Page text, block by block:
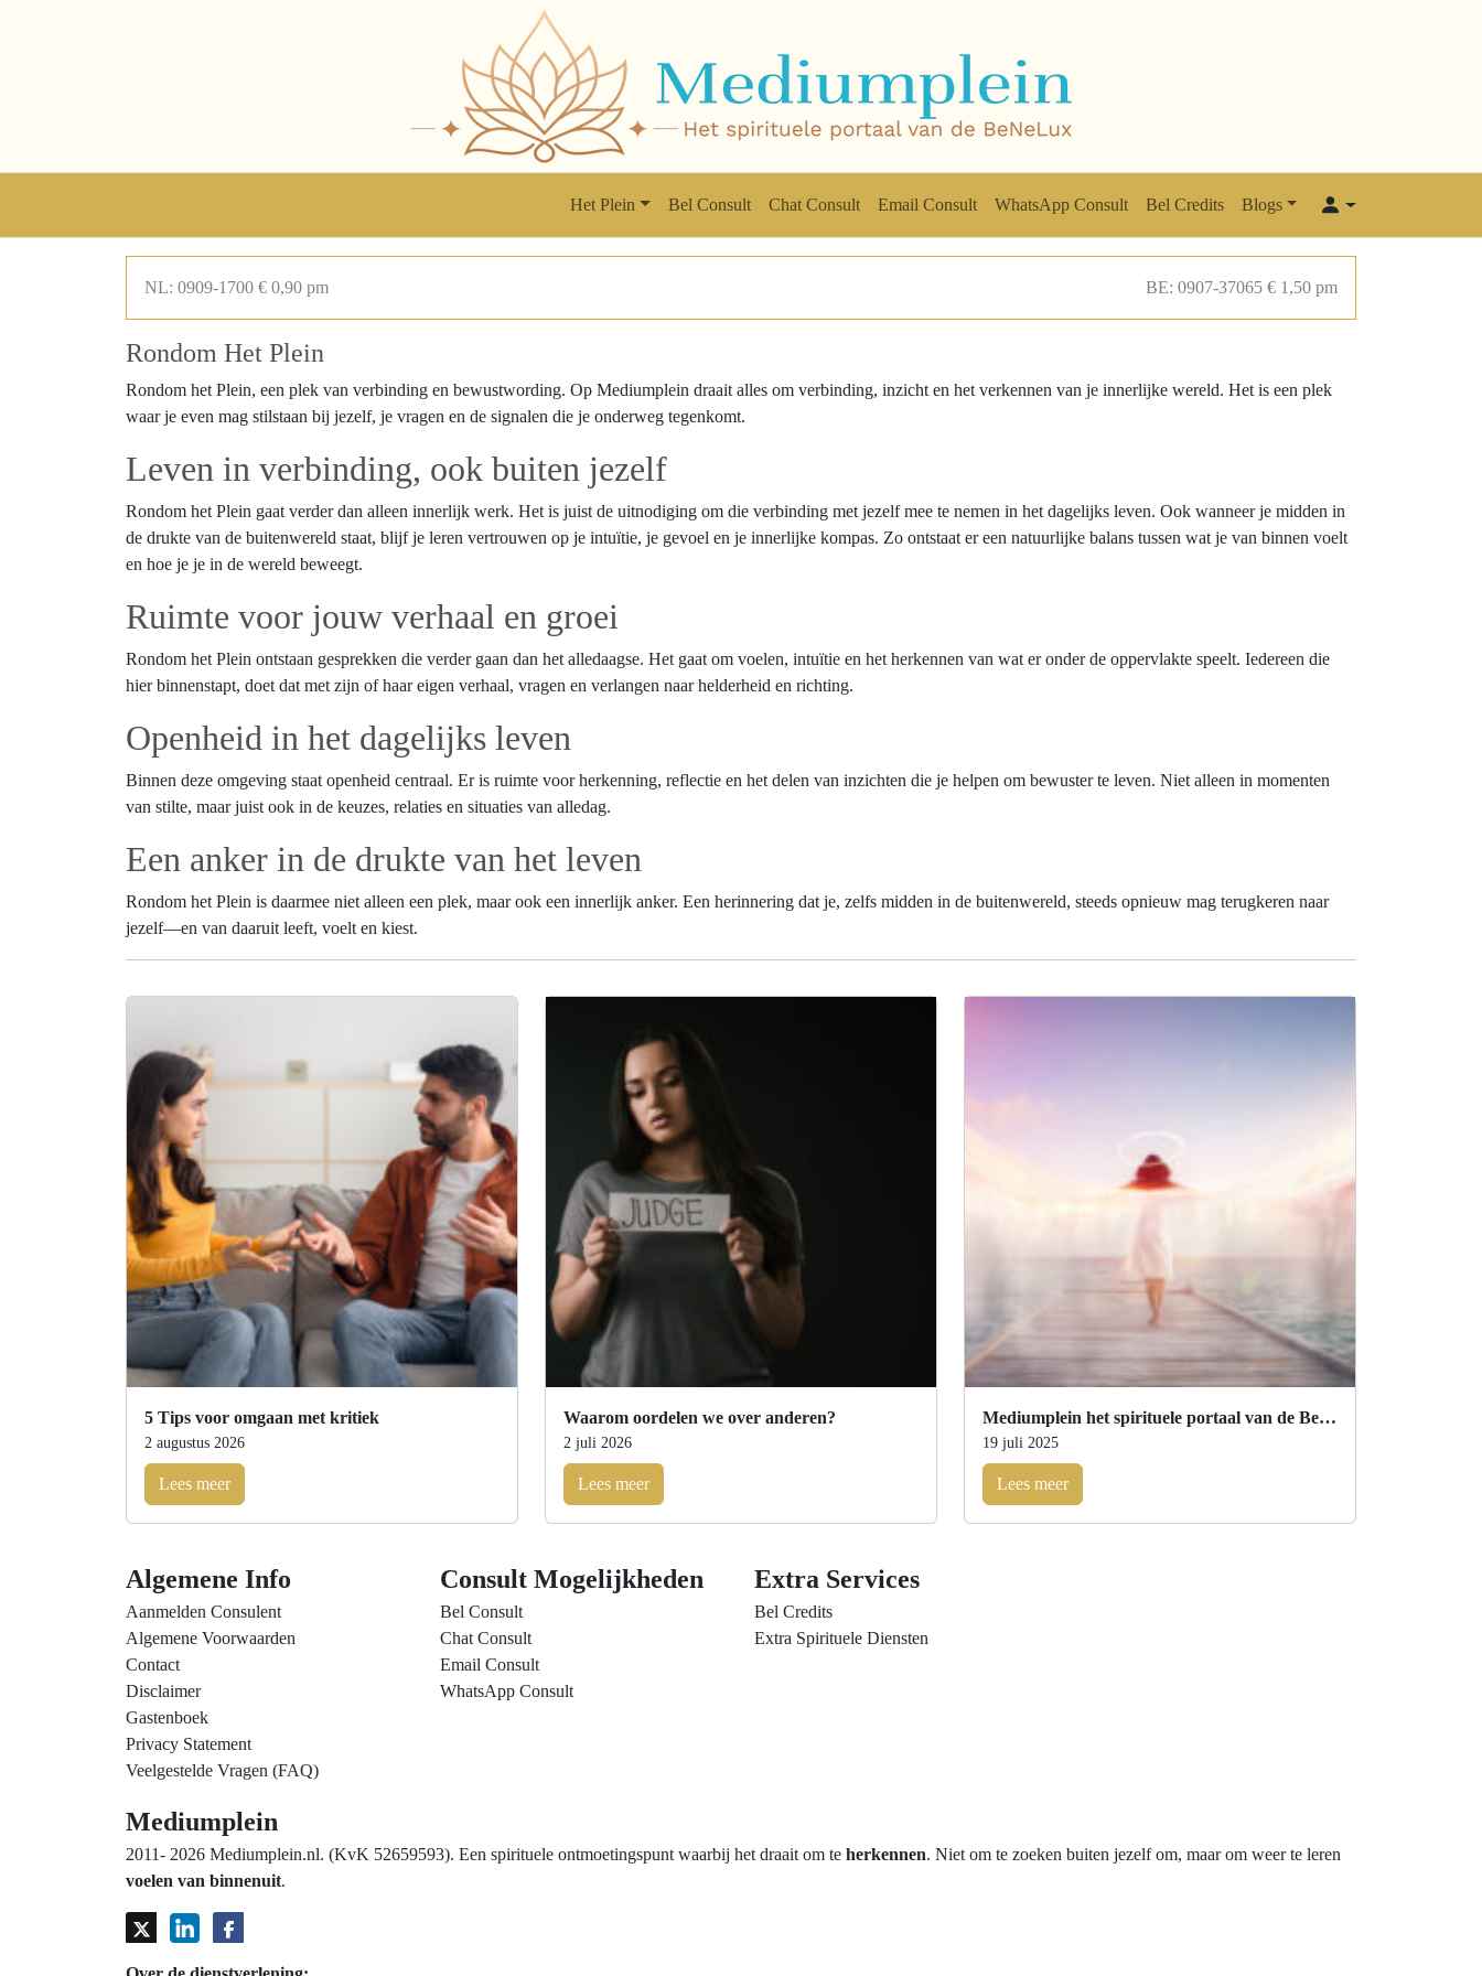
Het Plein Bel Consult Chat Consult Email Consult WhatsApp Consult Bel Credits Blogs
NL: 0909-1700 € 0,90 pm BE: 0907-37065 € 1,50 pm
Rondom Het Plein
Rondom het Plein, een plek van verbinding en bewustwording. Op Mediumplein draait alles om verbinding, inzicht en het verkennen van je innerlijke wereld. Het is een plek
waar je even mag stilstaan bij jezelf, je vragen en de signalen die je onderweg tegenkomt.
Leven in verbinding, ook buiten jezelf
Rondom het Plein gaat verder dan alleen innerlijk werk. Het is juist de uitnodiging om die verbinding met jezelf mee te nemen in het dagelijks leven. Ook wanneer je midden in
de drukte van de buitenwereld staat, blijf je leren vertrouwen op je intuïtie, je gevoel en je innerlijke kompas. Zo ontstaat er een natuurlijke balans tussen wat je van binnen voelt
en hoe je je in de wereld beweegt.
Ruimte voor jouw verhaal en groei
Rondom het Plein ontstaan gesprekken die verder gaan dan het alledaagse. Het gaat om voelen, intuïtie en het herkennen van wat er onder de oppervlakte speelt. Iedereen die
hier binnenstapt, doet dat met zijn of haar eigen verhaal, vragen en verlangen naar helderheid en richting.
Openheid in het dagelijks leven
Binnen deze omgeving staat openheid centraal. Er is ruimte voor herkenning, reflectie en het delen van inzichten die je helpen om bewuster te leven. Niet alleen in momenten
van stilte, maar juist ook in de keuzes, relaties en situaties van alledag.
Een anker in de drukte van het leven
Rondom het Plein is daarmee niet alleen een plek, maar ook een innerlijk anker. Een herinnering dat je, zelfs midden in de buitenwereld, steeds opnieuw mag terugkeren naar
jezelf—en van daaruit leeft, voelt en kiest.
5 Tips voor omgaan met kritiek
2 augustus 2026
Lees meer
Waarom oordelen we over anderen?
2 juli 2026
Lees meer
Mediumplein het spirituele portaal van de Benelux
19 juli 2025
Lees meer
Algemene Info
Aanmelden Consulent
Algemene Voorwaarden
Contact
Disclaimer
Gastenboek
Privacy Statement
Veelgestelde Vragen (FAQ)
Consult Mogelijkheden
Bel Consult
Chat Consult
Email Consult
WhatsApp Consult
Extra Services
Bel Credits
Extra Spirituele Diensten
Mediumplein
2011- 2026 Mediumplein.nl. (KvK 52659593). Een spirituele ontmoetingspunt waarbij het draait om te herkennen. Niet om te zoeken buiten jezelf om, maar om weer te leren
voelen van binnenuit.